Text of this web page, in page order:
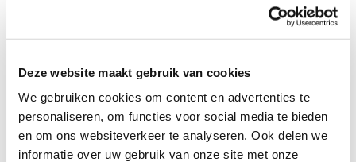
Deze website maakt gebruik van cookies
We gebruiken cookies om content en advertenties te
personaliseren, om functies voor social media te bieden
en om ons websiteverkeer te analyseren. Ook delen we
informatie over uw gebruik van onze site met onze
Ze is dol op bakken, knutselen, buiten spelen, en samen
fröbelen met lijm. Ze speelt graag in het speelhoekje en
geniet van aandacht. Ze pakt de Nederlandse taal stap
mag spelen met leeftijdsgenootjes.
Boven alles gunnen we dit meisje een warme plek. En
een fijne bijkomstigheid: haar moeder krijgt zo de ruimte
om haar leven hier verder op te bouwen.